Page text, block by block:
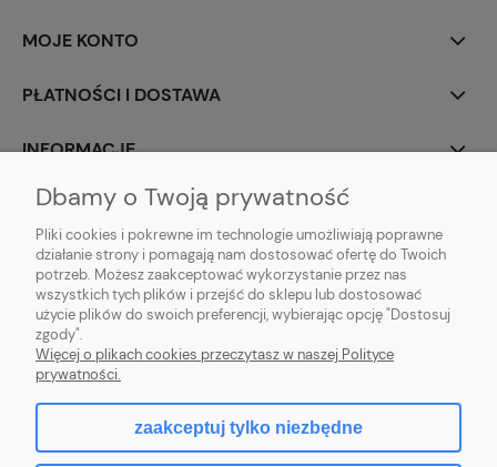
MOJE KONTO
PŁATNOŚCI I DOSTAWA
INFORMACJE
O NAS
ZLARO| ul. Fiołkowa 9, 31-457 Kraków, woj. małopolskie | E-mail:
zlaro.krakow@gmail.com
120911970
Dbamy o Twoją prywatność
Pliki cookies i pokrewne im technologie umożliwiają poprawne
działanie strony i pomagają nam dostosować ofertę do Twoich
potrzeb. Możesz zaakceptować wykorzystanie przez nas
wszystkich tych plików i przejść do sklepu lub dostosować
użycie plików do swoich preferencji, wybierając opcję "Dostosuj
zgody".
Więcej o plikach cookies przeczytasz w naszej Polityce
prywatności.
zaakceptuj tylko niezbędne